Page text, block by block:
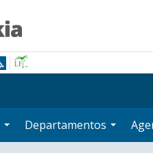
Departamentos